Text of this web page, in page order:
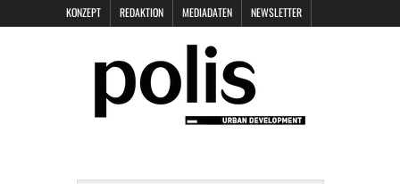
KONZEPT REDAKTION MEDIADATEN NEWSLETTER
DATENSCHUTZ